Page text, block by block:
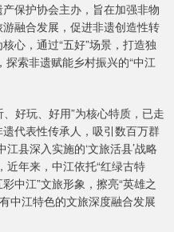
保护协会主办，旨在加强非物
融合发展，促进非遗创造性转
心，通过“五好”场景，打造独
探索非遗赋能乡村振兴的“中江
好玩、好用”为核心特质，已走
代表性传承人，吸引数百万群
县深入实施的‘文旅活县’战略
近年来，中江依托“红绿古特
中江”文旅形象，擦亮“英雄之
中江特色的文旅深度融合发展